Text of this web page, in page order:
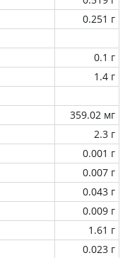
0.251 г
0.1 г
1.4 г
359.02 мг
2.3 г
0.001 г
0.007 г
0.043 г
0.009 г
1.61 г
0.023 г